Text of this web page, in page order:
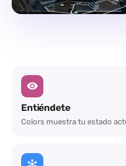
Entiéndete
Colors muestra tu estado